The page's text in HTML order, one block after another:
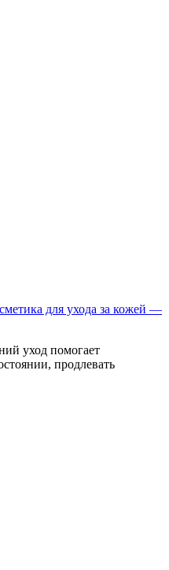
для ухода за кожей —
уход помогает
продлевать